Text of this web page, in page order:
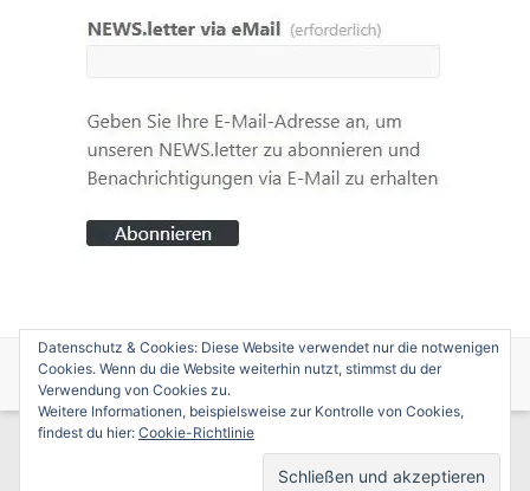
Copyright © 2026 edition caminotogo . Alle Rechte vorbehalten. Theme
Spacious
von ThemeGrill. Präsentiert von:
Datenschutz & Cookies: Diese Website verwendet nur die notwenigen
Cookies. Wenn du die Website weiterhin nutzt, stimmst du der
Verwendung von Cookies zu.
Weitere Informationen, beispielsweise zur Kontrolle von Cookies,
findest du hier: Cookie-Richtlinie